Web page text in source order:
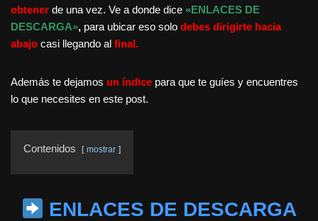
obtener de una vez. Ve a donde dice «ENLACES DE
DESCARGA», para ubicar eso solo debes dirigirte hacia
abajo casi llegando al final.
Además te dejamos un índice para que te guíes y encuentres
lo que necesites en este post.
Contenidos mostrar
ENLACES DE DESCARGA